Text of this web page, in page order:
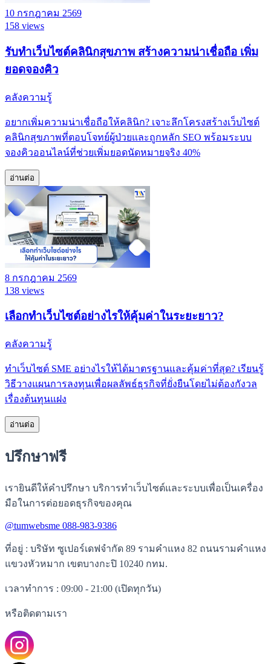
10 กรกฎาคม 2569
158 views
รับทำเว็บไซต์คลินิกสุขภาพ สร้างความน่าเชื่อถือ เพิ่ม
ยอดจองคิว
คลังความรู้
อยากเพิ่มความน่าเชื่อถือให้คลินิก? เจาะลึกโครงสร้างเว็บไซต์
คลินิกสุขภาพที่ตอบโจทย์ผู้ป่วยและถูกหลัก SEO พร้อมระบบ
จองคิวออนไลน์ที่ช่วยเพิ่มยอดนัดหมายจริง 40%
อ่านต่อ
8 กรกฎาคม 2569
138 views
เลือกทำเว็บไซต์อย่างไรให้คุ้มค่าในระยะยาว?
คลังความรู้
ทำเว็บไซต์ SME อย่างไรให้ได้มาตรฐานและคุ้มค่าที่สุด? เรียนรู้
วิธีวางแผนการลงทุนเพื่อผลลัพธ์ธุรกิจที่ยั่งยืนโดยไม่ต้องกังวล
เรื่องต้นทุนแฝง
อ่านต่อ
ปรึกษาฟรี
เรายินดีให้คำปรึกษา บริการทำเว็บไซต์และระบบเพื่อเป็นเครื่อง
มือในการต่อยอดธุรกิจของคุณ
@tumwebsme 088-983-9386
ที่อยู่ : บริษัท ซูเปอร์เดฟจำกัด 89 รามคำแหง 82 ถนนรามคำแหง
แขวงหัวหมาก เขตบางกะปิ 10240 กทม.
เวลาทำการ : 09:00 - 21:00 (เปิดทุกวัน)
หรือติดตามเรา